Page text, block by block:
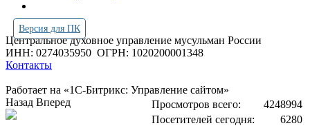
Версия для ПК
Центральное духовное управление мусульман России
ИНН: 0274035950 ОГРН: 1020200001348
Контакты
Работает на «1С-Битрикс: Управление сайтом»
Просмотров всего:
4248994
Посетителей сегодня:
6280
Назад Вперед